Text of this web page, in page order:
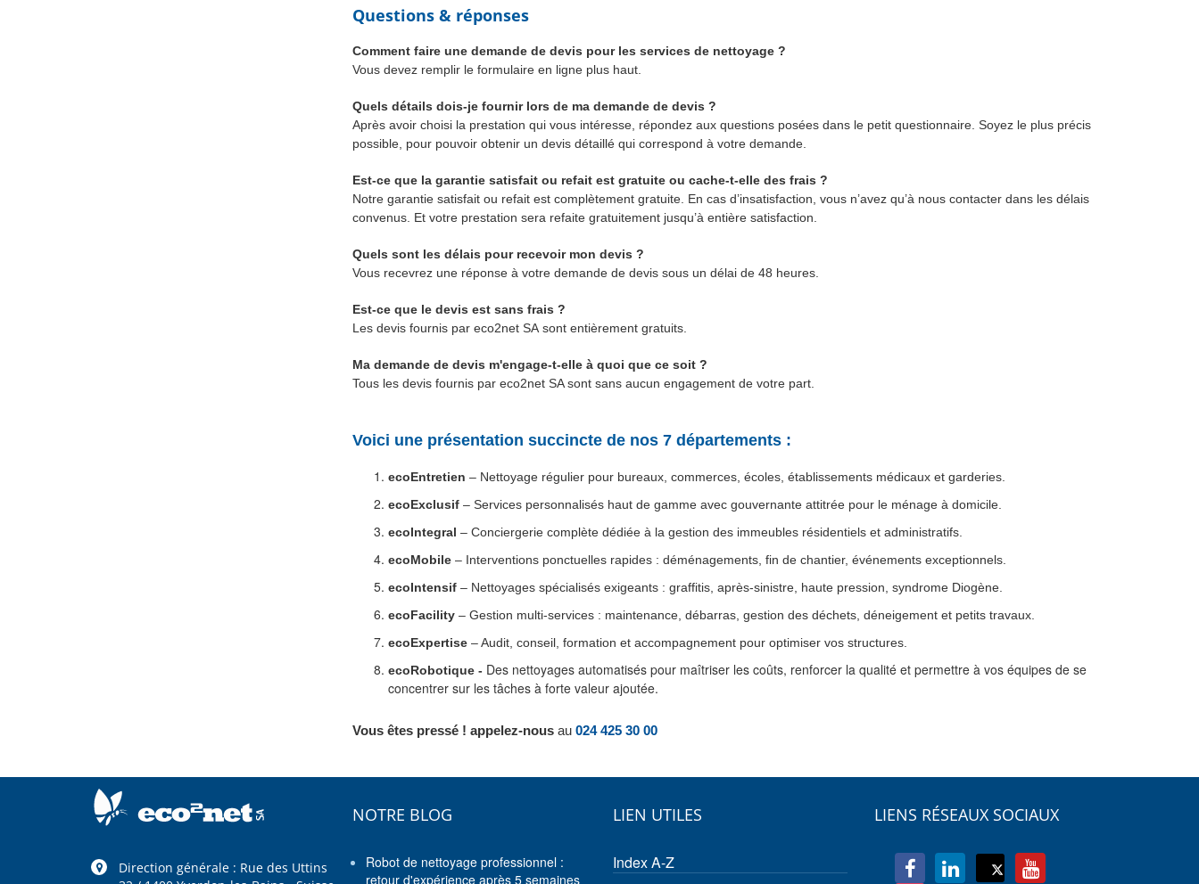
Questions & réponses
Comment faire une demande de devis pour les services de nettoyage ?
Vous devez remplir le formulaire en ligne plus haut.
Quels détails dois-je fournir lors de ma demande de devis ?
Après avoir choisi la prestation qui vous intéresse, répondez aux questions posées dans le petit questionnaire. Soyez le plus précis
possible, pour pouvoir obtenir un devis détaillé qui correspond à votre demande.
Est-ce que la garantie satisfait ou refait est gratuite ou cache-t-elle des frais ?
Notre garantie satisfait ou refait est complètement gratuite. En cas d’insatisfaction, vous n’avez qu’à nous contacter dans les délais
convenus. Et votre prestation sera refaite gratuitement jusqu’à entière satisfaction.
Quels sont les délais pour recevoir mon devis ?
Vous recevrez une réponse à votre demande de devis sous un délai de 48 heures.
Est-ce que le devis est sans frais ?
Les devis fournis par eco2net SA sont entièrement gratuits.
Ma demande de devis m'engage-t-elle à quoi que ce soit ?
Tous les devis fournis par eco2net SA sont sans aucun engagement de votre part.
Voici une présentation succincte de nos 7 départements :
ecoEntretien – Nettoyage régulier pour bureaux, commerces, écoles, établissements médicaux et garderies.
ecoExclusif– Services personnalisés haut de gamme avec gouvernante attitrée pour le ménage à domicile.
ecoIntegral – Conciergerie complète dédiée à la gestion des immeubles résidentiels et administratifs.
ecoMobile– Interventions ponctuelles rapides : déménagements, fin de chantier, événements exceptionnels.
ecoIntensif– Nettoyages spécialisés exigeants : graffitis, après-sinistre, haute pression, syndrome Diogène.
ecoFacility– Gestion multi-services : maintenance, débarras, gestion des déchets, déneigement et petits travaux.
ecoExpertise– Audit, conseil, formation et accompagnement pour optimiser vos structures.
ecoRobotique - Des nettoyages automatisés pour maîtriser les coûts, renforcer la qualité et permettre à vos équipes de se
concentrer sur les tâches à forte valeur ajoutée.
Vous êtes pressé ! appelez-nousau 024 425 30 00
Direction générale : Rue des Uttins
NOTRE BLOG
Robot de nettoyage professionnel :
retour d'expérience après 5 semaines
LIEN UTILES
Index A-Z
LIENS RÉSEAUX SOCIAUX